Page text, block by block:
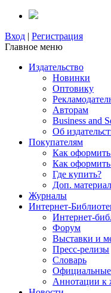
Вход | Регистрация
Главное меню
Издательство
Новинки
Оптовику
Авторам
Business and
Об
Покупателям
Как оформить
Как
Где купить?
Доп.
Журналы
Интернет-
Интернет-
Форум
Выставки и
Пресс-релизы
Словарь
Аннотации к